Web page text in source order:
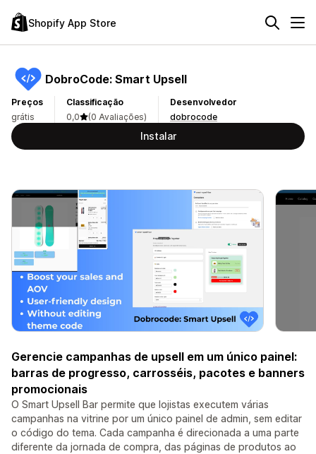
Shopify App Store
DobroCode: Smart Upsell
Preços
grátis
Classificação
0,0
(0 Avaliações)
Desenvolvedor
dobrocode
Instalar
Gerencie campanhas de upsell em um único painel:
barras de progresso, carrosséis, pacotes e banners
promocionais
O Smart Upsell Bar permite que lojistas executem várias
campanhas na vitrine por um único painel de admin, sem editar
o código do tema. Cada campanha é direcionada a uma parte
diferente da jornada de compra, das páginas de produtos ao